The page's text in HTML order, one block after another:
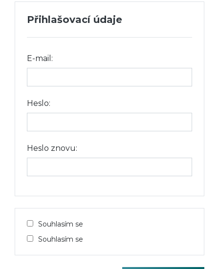
Přihlašovací údaje
E-mail:
Heslo:
Heslo znovu:
Souhlasím se
Souhlasím se